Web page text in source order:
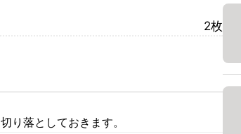
2枚
り落としておきます。